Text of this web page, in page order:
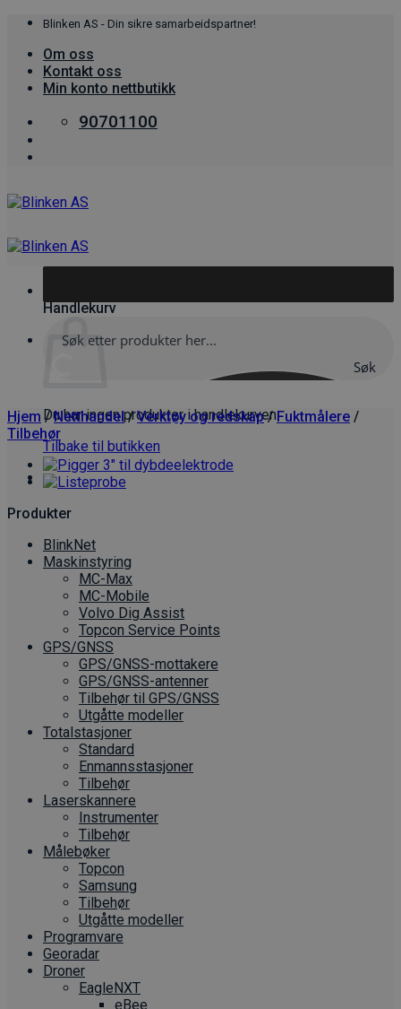
Skip
content
Blinken AS - Din sikre samarbeidspartner!
Om oss
Kontakt oss
Min konto nettbutikk
90701100
Handlekurv
Du har ingen produkter i handlekurven.
Tilbake til butikken
Søk
Hjem / Netthandel / Verktøy og redskap / Fuktmålere /
Tilbehør
Produkter
BlinkNet
Maskinstyring
MC-Max
MC-Mobile
Volvo Dig Assist
Topcon Service Points
GPS/GNSS
GPS/GNSS-mottakere
GPS/GNSS-antenner
Tilbehør til GPS/GNSS
Utgåtte modeller
Totalstasjoner
Standard
Enmannsstasjoner
Tilbehør
Laserskannere
Instrumenter
Tilbehør
Målebøker
Topcon
Samsung
Tilbehør
Utgåtte modeller
Programvare
Georadar
Droner
EagleNXT
eBee